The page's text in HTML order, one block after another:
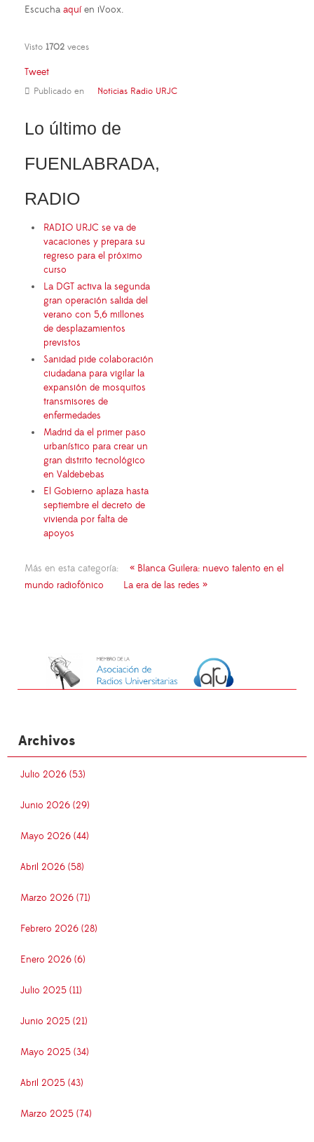
Escucha aquíen iVoox.
Visto 1702 veces
Tweet
Publicado en Noticias Radio URJC
Lo último de
FUENLABRADA,
RADIO
RADIO URJC se va de
vacaciones y prepara su
regreso para el próximo
curso
La DGT activa la segunda
gran operación salida del
verano con 5,6 millones
de desplazamientos
previstos
Sanidad pide colaboración
ciudadana para vigilar la
expansión de mosquitos
transmisores de
enfermedades
Madrid da el primer paso
urbanístico para crear un
gran distrito tecnológico
en Valdebebas
El Gobierno aplaza hasta
septiembre el decreto de
vivienda por falta de
apoyos
Más en esta categoría:
« Blanca Guilera: nuevo talento en el
mundo radiofónico
La era de las redes »
Archivos
Julio 2026 (53)
Junio 2026 (29)
Mayo 2026 (44)
Abril 2026 (58)
Marzo 2026 (71)
Febrero 2026 (28)
Enero 2026 (6)
Julio 2025 (11)
Junio 2025 (21)
Mayo 2025 (34)
Abril 2025 (43)
Marzo 2025 (74)